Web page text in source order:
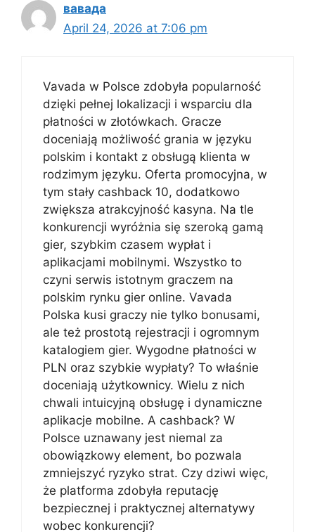
вавада
April 24, 2026 at 7:06 pm
Vavada w Polsce zdobyła popularność
dzięki pełnej lokalizacji i wsparciu dla
płatności w złotówkach. Gracze
doceniają możliwość grania w języku
polskim i kontakt z obsługą klienta w
rodzimym języku. Oferta promocyjna, w
tym stały cashback 10, dodatkowo
zwiększa atrakcyjność kasyna. Na tle
konkurencji wyróżnia się szeroką gamą
gier, szybkim czasem wypłat i
aplikacjami mobilnymi. Wszystko to
czyni serwis istotnym graczem na
polskim rynku gier online. Vavada
Polska kusi graczy nie tylko bonusami,
ale też prostotą rejestracji i ogromnym
katalogiem gier. Wygodne płatności w
PLN oraz szybkie wypłaty? To właśnie
doceniają użytkownicy. Wielu z nich
chwali intuicyjną obsługę i dynamiczne
aplikacje mobilne. A cashback? W
Polsce uznawany jest niemal za
obowiązkowy element, bo pozwala
zmniejszyć ryzyko strat. Czy dziwi więc,
że platforma zdobyła reputację
bezpiecznej i praktycznej alternatywy
wobec konkurencji?